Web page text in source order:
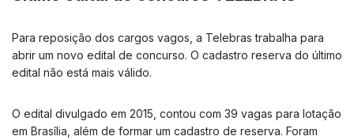
Para reposição dos cargos vagos, a Telebras trabalha para
abrir um novo edital de concurso. O cadastro reserva do último
edital não está mais válido.
O edital divulgado em 2015, contou com 39 vagas para lotação
em Brasília, além de formar um cadastro de reserva. Foram